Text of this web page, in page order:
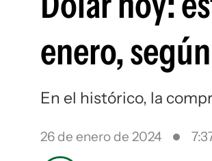
enero,
En el histórico, la
26 de enero de 2024